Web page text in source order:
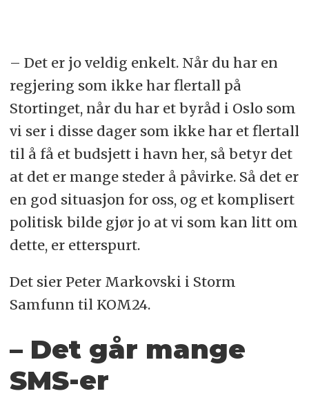
– Det er jo veldig enkelt. Når du har en
regjering som ikke har flertall på
Stortinget, når du har et byråd i Oslo som
vi ser i disse dager som ikke har et flertall
til å få et budsjett i havn her, så betyr det
at det er mange steder å påvirke. Så det er
en god situasjon for oss, og et komplisert
politisk bilde gjør jo at vi som kan litt om
dette, er etterspurt.
Det sier Peter Markovski i Storm
Samfunn til KOM24.
– Det går mange
SMS-er